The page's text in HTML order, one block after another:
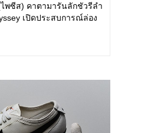
ไพซีส) คาตามารันลักชัวรีลำ
เปิดประสบการณ์ล่อง
กสบายแบบโรงแรมระดับ